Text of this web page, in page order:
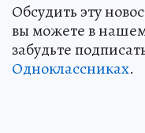
Обсудить эту
вы можете в
забудьте
Одноклассниках.